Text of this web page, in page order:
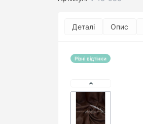
Деталі Опис
Різні відтінки